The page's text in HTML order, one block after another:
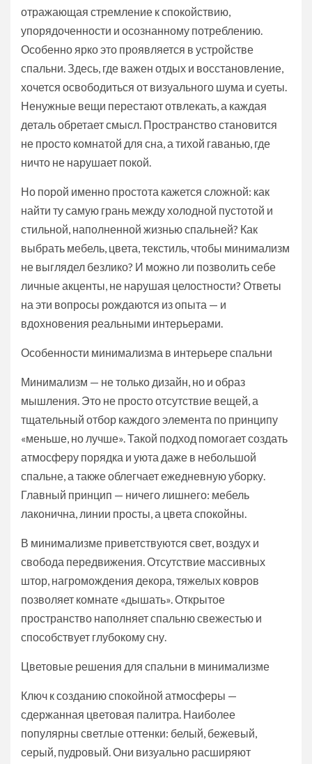
отражающая стремление к спокойствию,
упорядоченности и осознанному потреблению.
Особенно ярко это проявляется в устройстве
спальни. Здесь, где важен отдых и восстановление,
хочется освободиться от визуального шума и суеты.
Ненужные вещи перестают отвлекать, а каждая
деталь обретает смысл. Пространство становится
не просто комнатой для сна, а тихой гаванью, где
ничто не нарушает покой.
Но порой именно простота кажется сложной: как
найти ту самую грань между холодной пустотой и
стильной, наполненной жизнью спальней? Как
выбрать мебель, цвета, текстиль, чтобы минимализм
не выглядел безлико? И можно ли позволить себе
личные акценты, не нарушая целостности? Ответы
на эти вопросы рождаются из опыта — и
вдохновения реальными интерьерами.
Особенности минимализма в интерьере спальни
Минимализм — не только дизайн, но и образ
мышления. Это не просто отсутствие вещей, а
тщательный отбор каждого элемента по принципу
«меньше, но лучше». Такой подход помогает создать
атмосферу порядка и уюта даже в небольшой
спальне, а также облегчает ежедневную уборку.
Главный принцип — ничего лишнего: мебель
лаконична, линии просты, а цвета спокойны.
В минимализме приветствуются свет, воздух и
свобода передвижения. Отсутствие массивных
штор, нагромождения декора, тяжелых ковров
позволяет комнате «дышать». Открытое
пространство наполняет спальню свежестью и
способствует глубокому сну.
Цветовые решения для спальни в минимализме
Ключ к созданию спокойной атмосферы —
сдержанная цветовая палитра. Наиболее
популярны светлые оттенки: белый, бежевый,
серый, пудровый. Они визуально расширяют